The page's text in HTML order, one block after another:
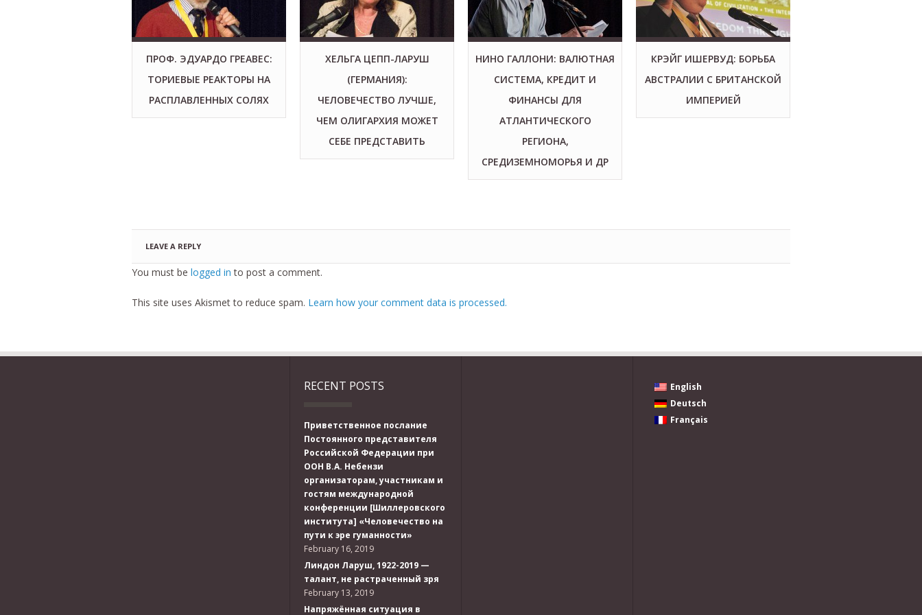
ПРОФ. ЭДУАРДО ГРЕАВЕС:
ТОРИЕВЫЕ РЕАКТОРЫ НА
РАСПЛАВЛЕННЫХ СОЛЯХ
ХЕЛЬГА ЦЕПП-ЛАРУШ
(ГЕРМАНИЯ):
ЧЕЛОВЕЧЕСТВО ЛУЧШЕ,
ЧЕМ ОЛИГАРХИЯ МОЖЕТ
СЕБЕ ПРЕДСТАВИТЬ
НИНО ГАЛЛОНИ: ВАЛЮТНАЯ
СИСТЕМА, КРЕДИТ И
ФИНАНСЫ ДЛЯ
АТЛАНТИЧЕСКОГО
РЕГИОНА,
СРЕДИЗЕМНОМОРЬЯ И ДР
КРЭЙГ ИШЕРВУД: БОРЬБА
АВСТРАЛИИ С БРИТАНСКОЙ
ИМПЕРИЕЙ
LEAVE A REPLY
You must be logged in to post a comment.
This site uses Akismet to reduce spam. Learn how your comment data is processed.
RECENT POSTS
Приветственное послание
Постоянного представителя
Российской Федерации при
ООН В.А. Небензи
организаторам, участникам и
гостям международной
конференции [Шиллеровского
института] «Человечество на
пути к эре гуманности»
February 16, 2019
Линдон Ларуш, 1922-2019 —
талант, не растраченный зря
February 13, 2019
Напряжённая ситуация в
English
Deutsch
Français